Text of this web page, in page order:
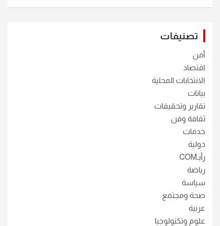
تصنيفات
أمن
اقتصاد
الانتخابات المحلية
بيانات
تقارير وتحقيقات
ثقافة وفن
خدمات
دولية
رأيـCOM
رياضة
سياسة
صحة ومجتمع
عربية
علوم وتكنولوجيا